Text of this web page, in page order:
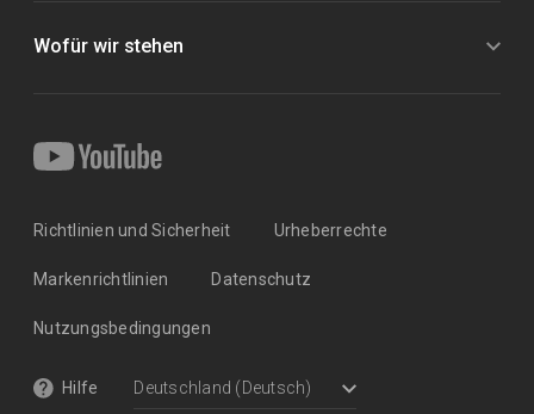
Wofür wir stehen
Richtlinien und Sicherheit Urheberrechte
Markenrichtlinien Datenschutz
Nutzungsbedingungen
Hilfe